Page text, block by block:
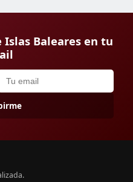
Islas Baleares en tu